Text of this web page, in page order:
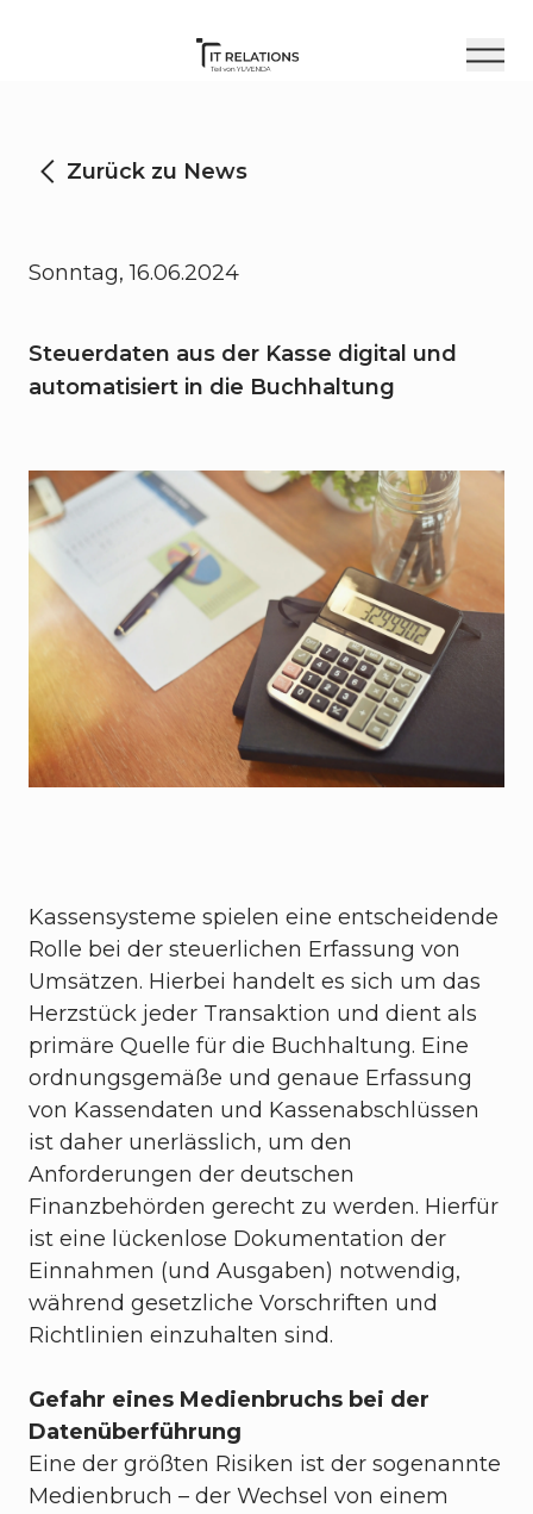
Zurück zu News
Sonntag, 16.06.2024
Steuerdaten aus der Kasse digital und
automatisiert in die Buchhaltung
Kassensysteme spielen eine entscheidende
Rolle bei der steuerlichen Erfassung von
Umsätzen. Hierbei handelt es sich um das
Herzstück jeder Transaktion und dient als
primäre Quelle für die Buchhaltung. Eine
ordnungsgemäße und genaue Erfassung
von Kassendaten und Kassenabschlüssen
ist daher unerlässlich, um den
Anforderungen der deutschen
Finanzbehörden gerecht zu werden. Hierfür
ist eine lückenlose Dokumentation der
Einnahmen (und Ausgaben) notwendig,
während gesetzliche Vorschriften und
Richtlinien einzuhalten sind.
Gefahr eines Medienbruchs bei der
Datenüberführung
Eine der größten Risiken ist der sogenannte
Medienbruch – der Wechsel von einem